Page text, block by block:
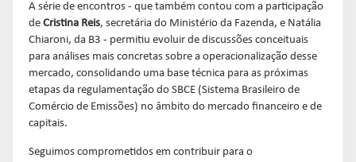
A série de encontros - que também contou com a participação
de Cristina Reis, secretária do Ministério da Fazenda, e Natália
Chiaroni, da B3 - permitiu evoluir de discussões conceituais
para análises mais concretas sobre a operacionalização desse
mercado, consolidando uma base técnica para as próximas
etapas da regulamentação do SBCE (Sistema Brasileiro de
Comércio de Emissões) no âmbito do mercado financeiro e de
capitais.
Seguimos comprometidos em contribuir para o